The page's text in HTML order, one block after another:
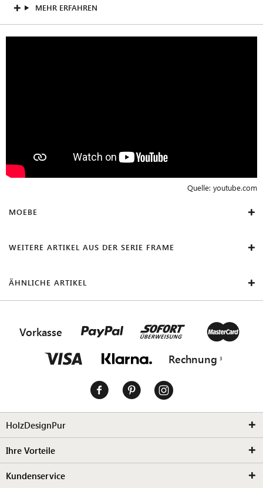
MEHR ERFAHREN
Quelle: youtube.com
MOEBE
WEITERE ARTIKEL AUS DER SERIE FRAME
ÄHNLICHE ARTIKEL
Vorkasse
Rechnung
HolzDesignPur
Ihre Vorteile
Kundenservice